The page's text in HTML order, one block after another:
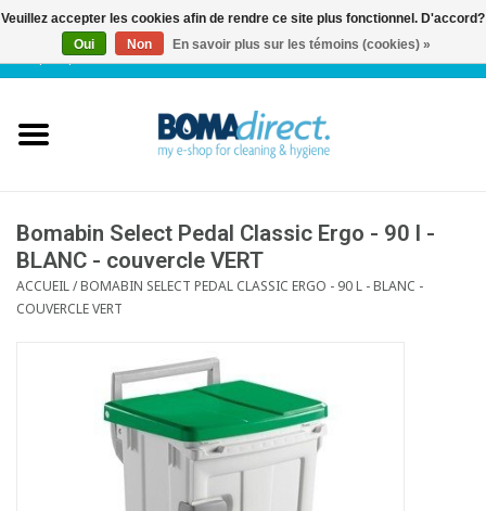
FR| 0 Articles
Service client
Blog
Bomabin Select Pedal Classic Ergo - 90 l -
BLANC - couvercle VERT
ACCUEIL/BOMABIN SELECT PEDAL CLASSIC ERGO - 90 L - BLANC -
COUVERCLE VERT
Veuillez accepter les cookies afin de rendre ce site plus fonctionnel. D'accord?
Oui
Non En savoir plus sur les témoins (cookies) »